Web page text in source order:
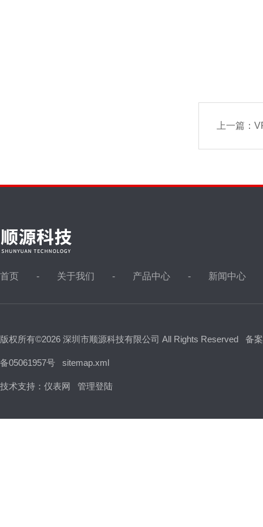
上一篇：
首页 关于我们 产品中心 新闻中心
版权所有©2026 深圳市顺源科技有限公司 All Rights Reserved 备
备05061957号 sitemap.xml
技术支持： 仪表网 管理登陆